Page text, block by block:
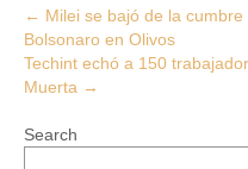
Post
navigation
← Milei se bajó de la
Bolsonaro en Olivos
Techint echó a 150
Muerta →
Search